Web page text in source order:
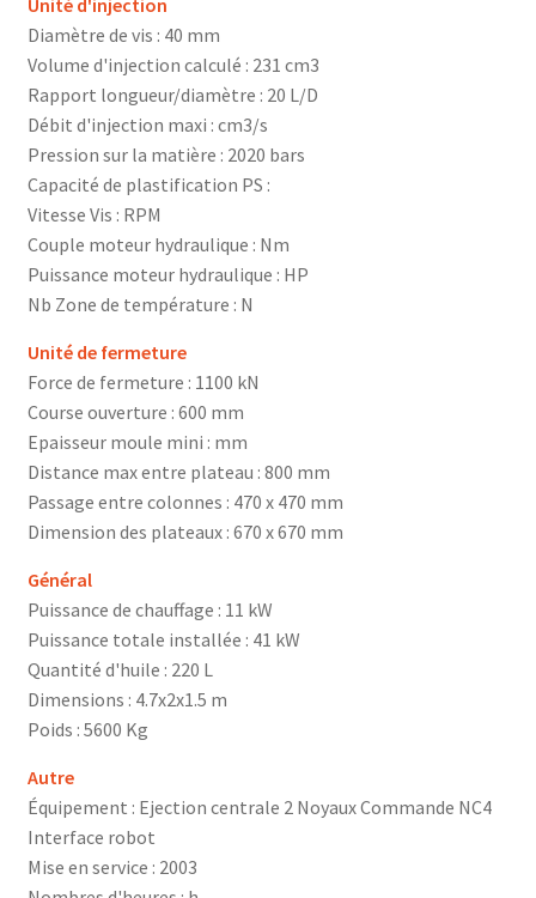
Diamètre de vis : 40 mm
Volume d'injection calculé : 231 cm3
Rapport longueur/diamètre : 20 L/D
Débit d'injection maxi : cm3/s
Pression sur la matière : 2020 bars
Capacité de plastification PS :
Vitesse Vis : RPM
Couple moteur hydraulique : Nm
Puissance moteur hydraulique : HP
Nb Zone de température : N
Unité de fermeture
Force de fermeture : 1100 kN
Course ouverture : 600 mm
Epaisseur moule mini : mm
Distance max entre plateau : 800 mm
Passage entre colonnes : 470 x 470 mm
Dimension des plateaux : 670 x 670 mm
Général
Puissance de chauffage : 11 kW
Puissance totale installée : 41 kW
Quantité d'huile : 220 L
Dimensions : 4.7x2x1.5 m
Poids : 5600 Kg
Autre
Équipement : Ejection centrale 2 Noyaux Commande NC4
Interface robot
Mise en service : 2003